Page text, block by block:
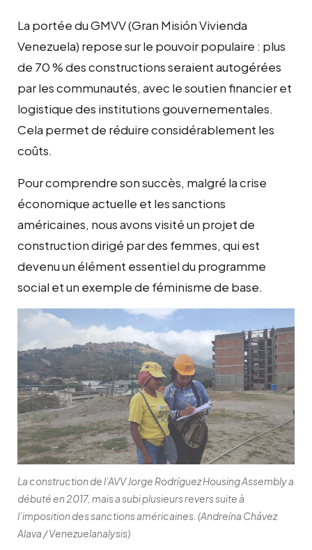
La portée du GMVV (Gran Misión Vivienda
Venezuela) repose sur le pouvoir populaire : plus
de 70 % des constructions seraient autogérées
par les communautés, avec le soutien financier et
logistique des institutions gouvernementales.
Cela permet de réduire considérablement les
coûts.
Pour comprendre son succès, malgré la crise
économique actuelle et les sanctions
américaines, nous avons visité un projet de
construction dirigé par des femmes, qui est
devenu un élément essentiel du programme
social et un exemple de féminisme de base.
La construction de l’AVV Jorge Rodríguez Housing Assembly a
débuté en 2017, mais a subi plusieurs revers suite à
l’imposition des sanctions américaines. (Andreína Chávez
Alava / Venezuelanalysis)